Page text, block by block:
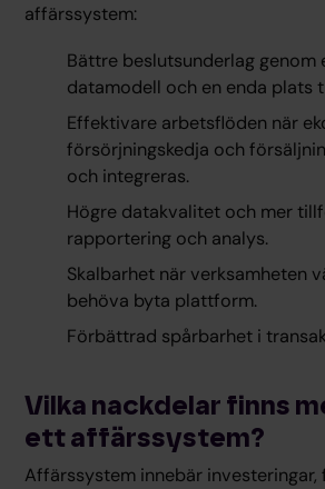
affärssystem:
Bättre beslutsunderlag genom
datamodell och en enda plats
Effektivare arbetsflöden när
försörjningskedja och
och integreras.
Högre datakvalitet och mer
rapportering och analys.
Skalbarhet när verksamheten
behöva byta plattform.
Förbättrad spårbarhet i
Vilka nackdelar finns
ett affärssystem?
Affärssystem innebär